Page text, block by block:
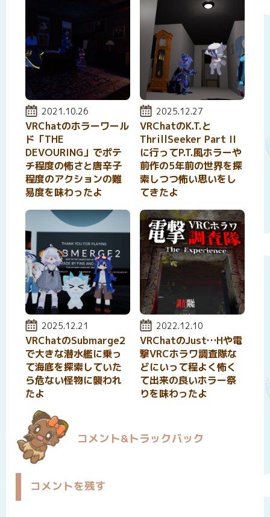
投稿日:
2021.10.26
VRChatのホラーワール
ド「THE
DEVOURING」でポテ
チ程度の怖さと唐辛子
程度のアクションの難
易度を味わったよ
投稿日:
2025.12.27
VRChatのK.T.と
ThrillSeeker Part II
に行ってP.T.風ホラーや
前作の5年前の世界を探
索しつつ怖い思いをし
てきたよ
投稿日:
2025.12.21
VRChatのSubmarge2
で大きな潜水艦に乗っ
て海底を探索していた
ら危ない怪物に襲われ
たよ
投稿日:
2022.12.10
VRChatのJust…Hや電
撃VRCホラワ調査隊な
どにいって程よく怖く
て出来の良いホラー祭
りを味わったよ
コメント&トラックバック
コメントを残す